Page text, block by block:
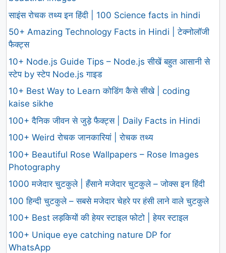
साइंस रोचक तथ्य इन हिंदी | 100 Science facts in hindi
50+ Amazing Technology Facts in Hindi | टेक्नोलॉजी
फैक्ट्स
10+ Node.js Guide Tips – Node.js सीखें बहुत आसानी से
स्टेप by स्टेप Node.js गाइड
10+ Best Way to Learn कोडिंग कैसे सीखे | coding
kaise sikhe
100+ दैनिक जीवन से जुड़े फैक्ट्स | Daily Facts in Hindi
100+ Weird रोचक जानकारियां | रोचक तथ्य
100+ Beautiful Rose Wallpapers – Rose Images
Photography
1000 मजेदार चुटकुले | हँसाने मजेदार चुटकुले – जोक्स इन हिंदी
100 हिन्दी चुटकुले – सबसे मजेदार चेहरे पर हंसी लाने वाले चुटकुले
100+ Best लड़कियों की हेयर स्टाइल फोटो | हेयर स्टाइल
100+ Unique eye catching nature DP for
WhatsApp